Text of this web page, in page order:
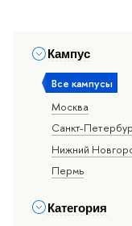
Кампус
Все кампусы
Москва
Санкт-
Нижний
Пермь
Категория